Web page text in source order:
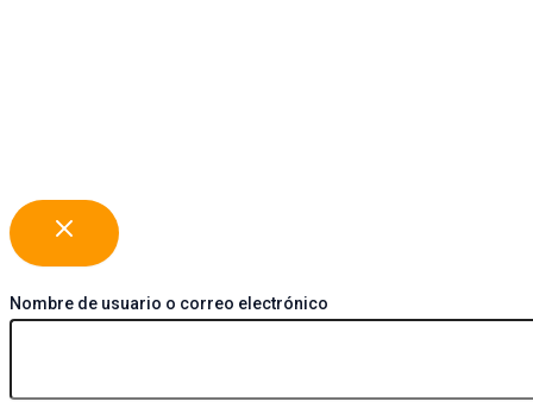
Nombre de usuario o correo electrónico